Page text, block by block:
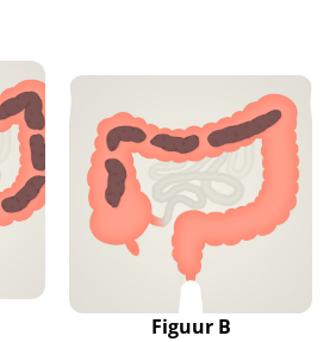
Figuur B